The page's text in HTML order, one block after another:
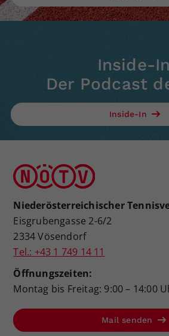
Inside-In
Der Podcast
Inside-In
Niederösterreichischer
Eisgrubengasse 2-6/2
2334 Vösendorf
Tel.: +43 1 749 14 11
Öffnungszeiten:
Montag bis Freitag: 9:00 – 14:00
Mail senden